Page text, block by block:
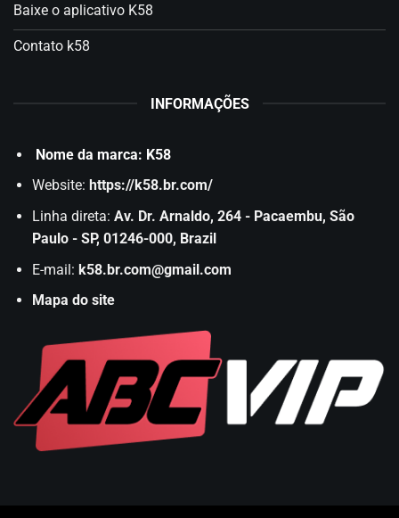
Baixe o aplicativo K58
Contato k58
INFORMAÇÕES
Nome da marca: K58
Website: https://k58.br.com/
Linha direta: Av. Dr. Arnaldo, 264 - Pacaembu, São
Paulo - SP, 01246-000, Brazil
E-mail: k58.br.com@gmail.com
Mapa do site